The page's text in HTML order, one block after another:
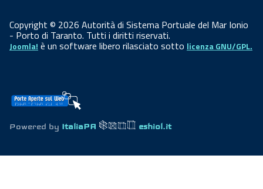
Copyright © 2026 Autorità di Sistema Portuale del Mar Ionio
- Porto di Taranto. Tutti i diritti riservati.
Joomla! è un software libero rilasciato sotto licenza GNU/GPL.
Powered by ItaliaPA eshiol.it